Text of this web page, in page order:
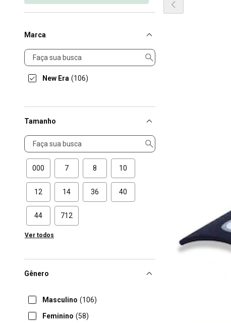
Marca
Marca
New Era (106)
Tamanho
Tamanho
000 7 8 10
12 14 36 40
44 712
Ver todos
Gênero
Masculino (106)
Feminino (58)